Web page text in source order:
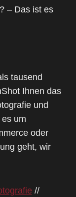
– Das ist es
tausend
Ihnen das
und
um
oder
geht, wir
//